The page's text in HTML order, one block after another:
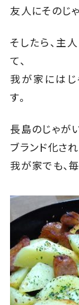
友人にそのじ
そしたら、主
て、
我が家にはじ
す。
長島のじゃが
ブランド化さ
我が家でも、